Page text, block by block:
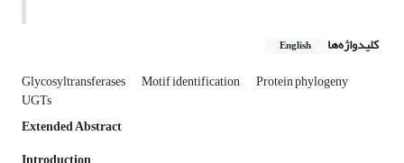
کلیدواژه‌ها English
Glycosyltransferases Motif identification Protein phylogeny
UGTs
Extended Abstract